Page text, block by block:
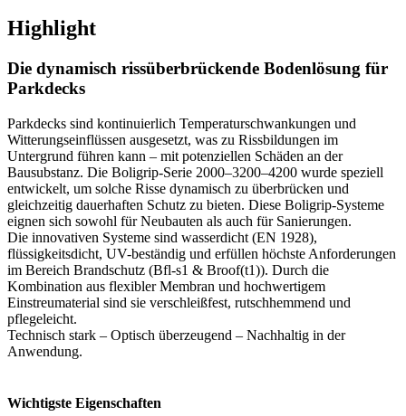
Highlight
Die dynamisch rissüberbrückende Bodenlösung für
Parkdecks
Parkdecks sind kontinuierlich Temperaturschwankungen und
Witterungseinflüssen ausgesetzt, was zu Rissbildungen im
Untergrund führen kann – mit potenziellen Schäden an der
Bausubstanz. Die Boligrip-Serie 2000–3200–4200 wurde speziell
entwickelt, um solche Risse dynamisch zu überbrücken und
gleichzeitig dauerhaften Schutz zu bieten. Diese Boligrip-Systeme
eignen sich sowohl für Neubauten als auch für Sanierungen.
Die innovativen Systeme sind wasserdicht (EN 1928),
flüssigkeitsdicht, UV-beständig und erfüllen höchste Anforderungen
im Bereich Brandschutz (Bfl-s1 & Broof(t1)). Durch die
Kombination aus flexibler Membran und hochwertigem
Einstreumaterial sind sie verschleißfest, rutschhemmend und
pflegeleicht.
Technisch stark – Optisch überzeugend – Nachhaltig in der
Anwendung.
Wichtigste Eigenschaften